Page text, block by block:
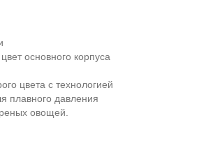
основного корпуса
цвета с технологией
плавного давления
овощей.